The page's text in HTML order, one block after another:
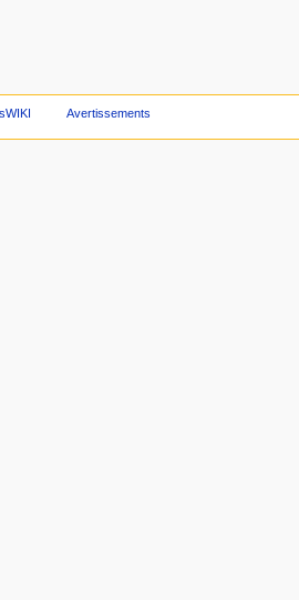
Avertissements